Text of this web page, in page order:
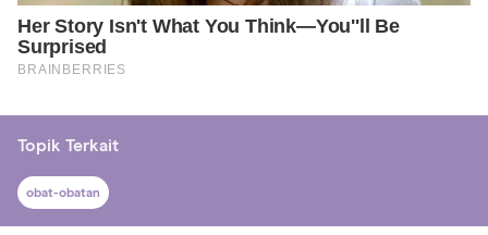
Topik Terkait
obat-obatan